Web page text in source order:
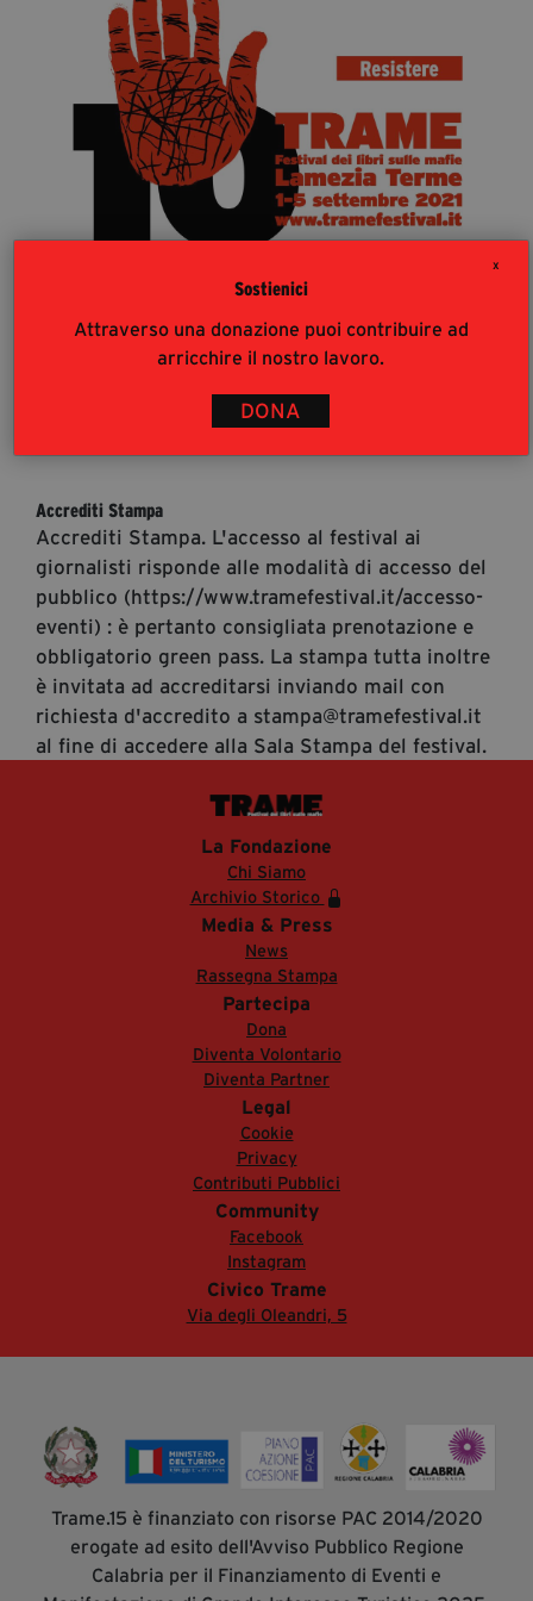
X
Sostienici
Attraverso una donazione puoi contribuire ad
arricchire il nostro lavoro.
DONA
segreteria@tramefestival.it
info@tramefestival.it
+39 346 954 4078
Accrediti Stampa
Accrediti Stampa. L'accesso al festival ai
giornalisti risponde alle modalità di accesso del
pubblico (https://www.tramefestival.it/accesso-
eventi) : è pertanto consigliata prenotazione e
obbligatorio green pass. La stampa tutta inoltre
è invitata ad accreditarsi inviando mail con
richiesta d'accredito a stampa@tramefestival.it
al fine di accedere alla Sala Stampa del festival.
La Fondazione
Chi Siamo
Archivio Storico
Media & Press
News
Rassegna Stampa
Partecipa
Dona
Diventa Volontario
Diventa Partner
Legal
Cookie
Privacy
Contributi Pubblici
Community
Facebook
Instagram
Civico Trame
Via degli Oleandri, 5
Trame.15 è finanziato con risorse PAC 2014/2020
erogate ad esito dell'Avviso Pubblico Regione
Calabria per il Finanziamento di Eventi e